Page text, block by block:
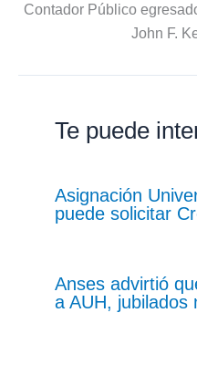
Contador Público
John F.
Te puede
Asignación
puede solicitar
Anses advirtió
a AUH, jubilados